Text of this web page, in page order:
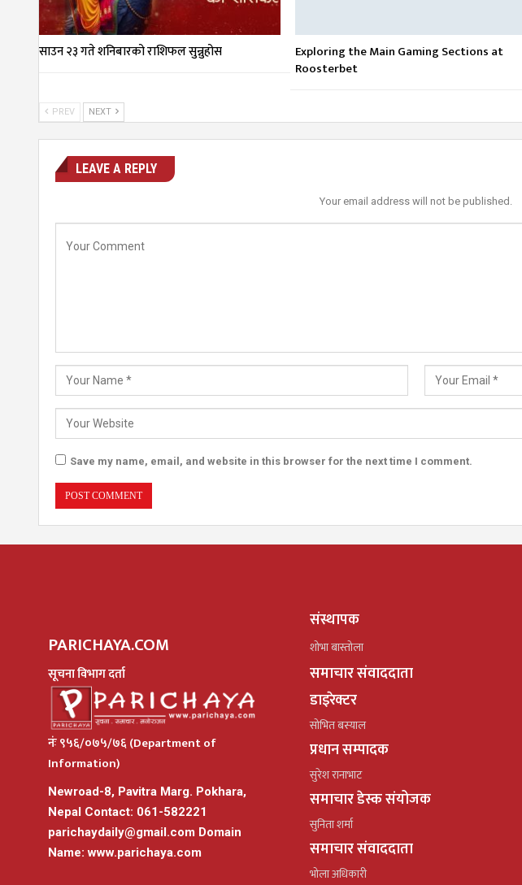
साउन २३ गते शनिबारको राशिफल सुन्नुहोस
Exploring the Main Gaming Sections at
Roosterbet
PREV NEXT
LEAVE A REPLY
Your email address will not be published.
Save my name, email, and website in this browser for the next time I comment.
PARICHAYA.COM
सूचना विभाग दर्ता
नंः ९५६/०७५/७६ (Department of
Information)
Newroad-8, Pavitra Marg. Pokhara,
Nepal Contact: 061-582221
parichaydaily@gmail.com Domain
Name: www.parichaya.com
संस्थापक
शोभा बास्तोला
समाचार संवाददाता
डाइरेक्टर
सोभित बस्याल
प्रधान सम्पादक
सुरेश रानाभाट
समाचार डेस्क संयोजक
सुनिता शर्मा
समाचार संवाददाता
भोला अधिकारी